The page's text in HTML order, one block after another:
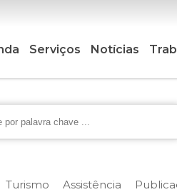
Serviços Notícias
Turismo Assistência